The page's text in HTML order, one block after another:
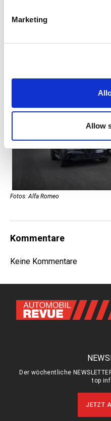
Find out more about how
and set your preferences in
provide social media
may combine it with other
provided to them or that
Marketing
Allow
Fotos: Alfa Romeo
Kommentare
Keine Kommentare
Der wöchentliche
top
JETZT